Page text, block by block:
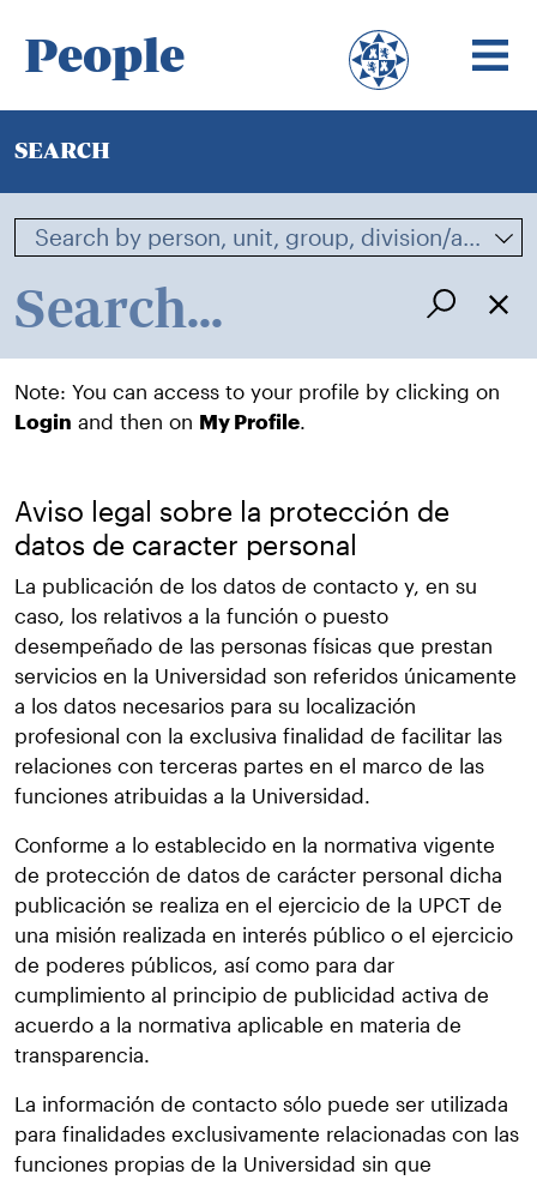
People
SEARCH
Note: You can access to your profile by clicking on
Login and then on My Profile.
Aviso legal sobre la protección de
datos de caracter personal
La publicación de los datos de contacto y, en su
caso, los relativos a la función o puesto
desempeñado de las personas físicas que prestan
servicios en la Universidad son referidos únicamente
a los datos necesarios para su localización
profesional con la exclusiva finalidad de facilitar las
relaciones con terceras partes en el marco de las
funciones atribuidas a la Universidad.
Conforme a lo establecido en la normativa vigente
de protección de datos de carácter personal dicha
publicación se realiza en el ejercicio de la UPCT de
una misión realizada en interés público o el ejercicio
de poderes públicos, así como para dar
cumplimiento al principio de publicidad activa de
acuerdo a la normativa aplicable en materia de
transparencia.
La información de contacto sólo puede ser utilizada
para finalidades exclusivamente relacionadas con las
funciones propias de la Universidad sin que